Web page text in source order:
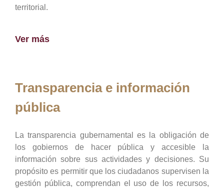
territorial.
Ver más
Transparencia e información
pública
La transparencia gubernamental es la obligación de
los gobiernos de hacer pública y accesible la
información sobre sus actividades y decisiones. Su
propósito es permitir que los ciudadanos supervisen la
gestión pública, comprendan el uso de los recursos,